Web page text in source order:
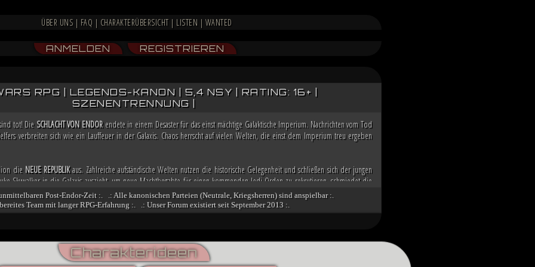
ÜBER UNS | FAQ | CHARAKTERÜBERSICHT | LISTEN | WANTED
ANMELDEN REGISTRIEREN
RPG | LEGENDS-KANON | 5,4 NSY | RATING: 16+ |
SZENENTRENNUNG |
tot! Die SCHLACHT VON ENDORendete in einem Desaster für das einst mächtige Galaktische Imperium. Nachrichten vom Tod
verbreiten sich wie ein Lauffeuer in der Galaxis. Chaos herrscht auf vielen Welten, die einst dem Imperium treu ergeben
die NEUE REPUBLIKaus. Zahlreiche aufständische Welten nutzen die historische Gelegenheit und schließen sich der jungen
Skywalker in die Galaxis auszieht, um neue Machtbegabte für einen kommenden Jedi-Orden zu rekrutieren, schmiedet die
bereits weitere Allianzen, damit sie in der Lage ist, möglicherweise bald die Regierung in der Galaxis übernehmen zu können.
nicht besiegt. Nachdem sich zahlreiche Truppenverbände vom Imperium abspalteten und die imperialen Würdenträger auf
und mithilfe kluger politischer Schachzüge sichert sich Vesperum die Loyalität des verbliebenen Imperiums und
Post-Endor-Zeit :. .: Alle kanonischen Parteien (Neutrale, Kriegsherren) sind anspielbar :.
Team mit langer RPG-Erfahrung :. .: Unser Forum existiert seit September 2013 :.
Charakterideen